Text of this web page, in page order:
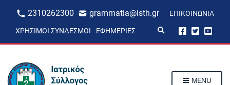
2310262300 grammatia@isth.gr ΕΠΙΚΟΙΝΩΝΊΑ
ΧΡΉΣΙΜΟΙ ΣΎΝΔΕΣΜΟΙ ΕΦΗΜΕΡΊΕΣ
p
MENU